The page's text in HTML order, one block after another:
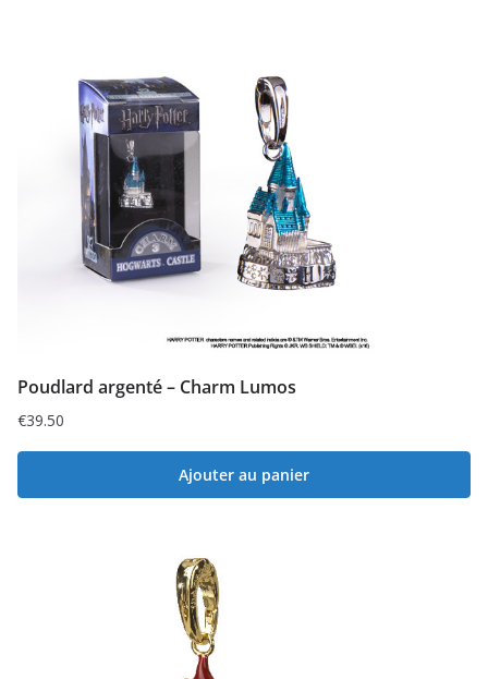
Poudlard argenté – Charm Lumos
€39.50
Ajouter au panier